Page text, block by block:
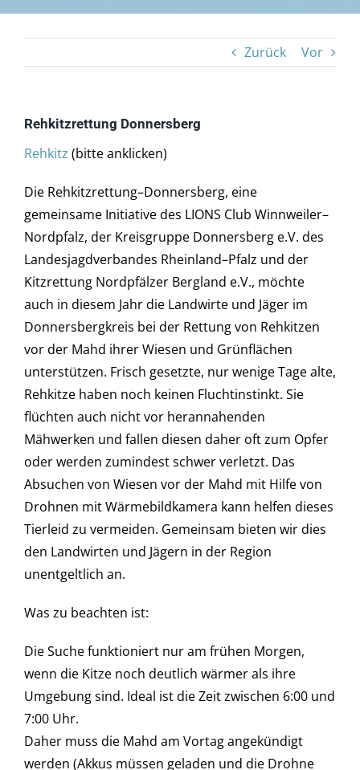
Kontakt
Barrierefreiheit
Zurück Vor
Rehkitzrettung Donnersberg
Rehkitz (bitte anklicken)
Die Rehkitzrettung–Donnersberg, eine
gemeinsame Initiative des LIONS Club Winnweiler–
Nordpfalz, der Kreisgruppe Donnersberg e.V. des
Landesjagdverbandes Rheinland–Pfalz und der
Kitzrettung Nordpfälzer Bergland e.V., möchte
auch in diesem Jahr die Landwirte und Jäger im
Donnersbergkreis bei der Rettung von Rehkitzen
vor der Mahd ihrer Wiesen und Grünflächen
unterstützen. Frisch gesetzte, nur wenige Tage alte,
Rehkitze haben noch keinen Fluchtinstinkt. Sie
flüchten auch nicht vor herannahenden
Mähwerken und fallen diesen daher oft zum Opfer
oder werden zumindest schwer verletzt. Das
Absuchen von Wiesen vor der Mahd mit Hilfe von
Drohnen mit Wärmebildkamera kann helfen dieses
Tierleid zu vermeiden. Gemeinsam bieten wir dies
den Landwirten und Jägern in der Region
unentgeltlich an.
Was zu beachten ist:
Die Suche funktioniert nur am frühen Morgen,
wenn die Kitze noch deutlich wärmer als ihre
Umgebung sind. Ideal ist die Zeit zwischen 6:00 und
7:00 Uhr.
Daher muss die Mahd am Vortag angekündigt
werden (Akkus müssen geladen und die Drohne